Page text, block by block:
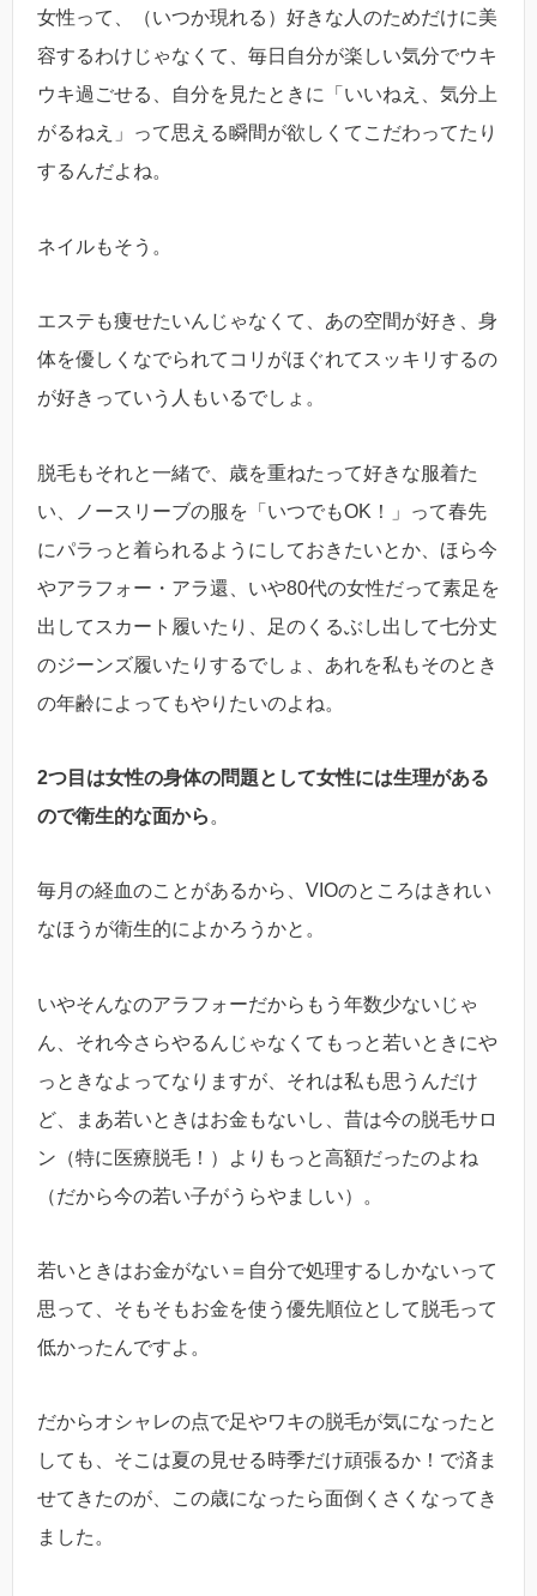
女性って、（いつか現れる）好きな人のためだけに美
容するわけじゃなくて、毎日自分が楽しい気分でウキ
ウキ過ごせる、自分を見たときに「いいねえ、気分上
がるねえ」って思える瞬間が欲しくてこだわってたり
するんだよね。
ネイルもそう。
エステも痩せたいんじゃなくて、あの空間が好き、身
体を優しくなでられてコリがほぐれてスッキリするの
が好きっていう人もいるでしょ。
脱毛もそれと一緒で、歳を重ねたって好きな服着た
い、ノースリーブの服を「いつでもOK！」って春先
にパラっと着られるようにしておきたいとか、ほら今
やアラフォー・アラ還、いや80代の女性だって素足を
出してスカート履いたり、足のくるぶし出して七分丈
のジーンズ履いたりするでしょ、あれを私もそのとき
の年齢によってもやりたいのよね。
2つ目は女性の身体の問題として女性には生理がある
ので衛生的な面から 。
毎月の経血のことがあるから、VIOのところはきれい
なほうが衛生的によかろうかと。
いやそんなのアラフォーだからもう年数少ないじゃ
ん、それ今さらやるんじゃなくてもっと若いときにや
っときなよってなりますが、それは私も思うんだけ
ど、まあ若いときはお金もないし、昔は今の脱毛サロ
ン（特に医療脱毛！）よりもっと高額だったのよね
（だから今の若い子がうらやましい）。
若いときはお金がない＝自分で処理するしかないって
思って、そもそもお金を使う優先順位として脱毛って
低かったんですよ。
だからオシャレの点で足やワキの脱毛が気になったと
しても、そこは夏の見せる時季だけ頑張るか！で済ま
せてきたのが、この歳になったら面倒くさくなってき
ました。